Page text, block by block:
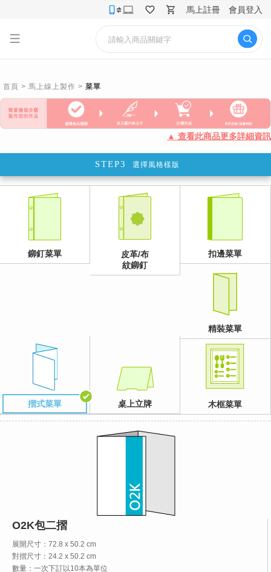
馬上註冊 會員登入
首頁 > 馬上線上製作 > 菜單
▲ 查看此商品更多詳細資訊
STEP3 選擇風格樣版
鉚釘菜單
皮革/布
紋鉚釘
扣邊菜單
精裝菜單
摺式菜單 桌上立牌 木框菜單
O2K包二摺
展開尺寸：72.8 x 50.2 cm
對摺尺寸：24.2 x 50.2 cm
數量：一次下訂以10本為單位